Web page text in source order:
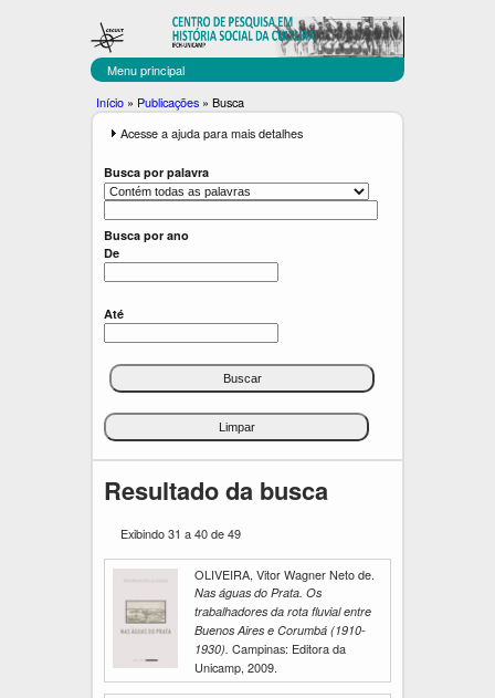
Pular
para
o
conteúdo
principal
C
E
C
U
L
T
Menu principal
Você
está
Início » Publicações » Busca
E
i
b
i
r
Acesse a ajuda para mais detalhes
Busca por palavra
Busca por ano
De
Até
Resultado da busca
Exibindo 31 a 40 de 49
OLIVEIRA, Vitor Wagner Neto de.
Nas águas do Prata. Os
trabalhadores da rota fluvial entre
Buenos Aires e Corumbá (1910-
1930). Campinas: Editora da
Unicamp, 2009.